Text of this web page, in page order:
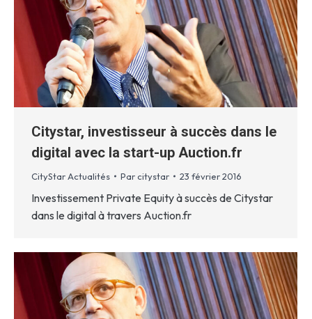
Citystar, investisseur à succès dans le
digital avec la start-up Auction.fr
CityStar Actualités Par citystar 23 février 2016
Investissement Private Equity à succès de Citystar
dans le digital à travers Auction.fr